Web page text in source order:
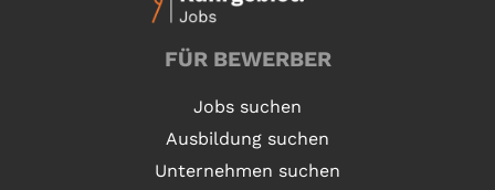
FÜR BEWERBER
Jobs suchen
Ausbildung suchen
Unternehmen suchen